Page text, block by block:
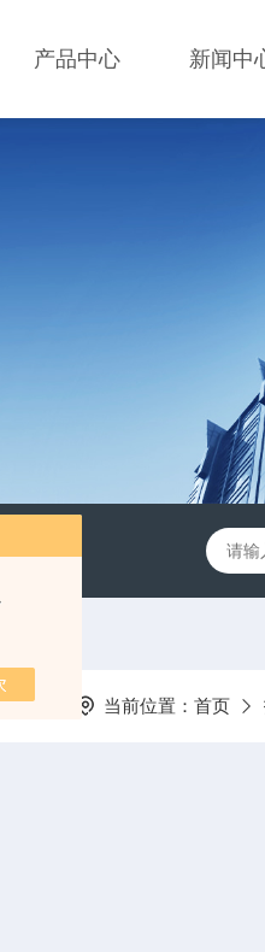
产品中心 新闻中
CL200笔式余氯计
当前位置： 首页